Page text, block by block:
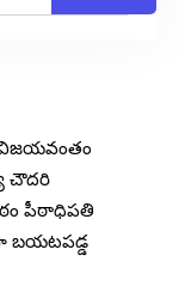
చౌదరి
పీఠాధిపతి
బయటపడ్డ